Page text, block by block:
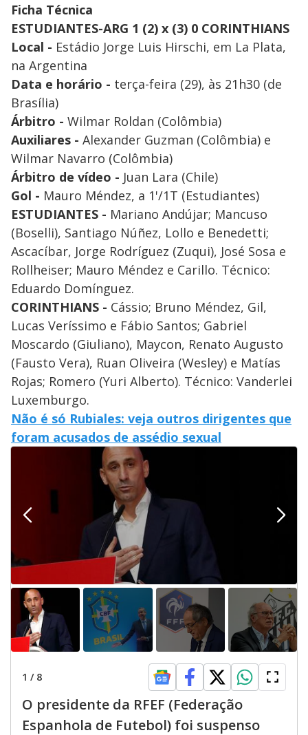
Ficha Técnica
ESTUDIANTES-ARG 1 (2) x (3) 0 CORINTHIANS
Local - Estádio Jorge Luis Hirschi, em La Plata,
na Argentina
Data e horário - terça-feira (29), às 21h30 (de
Brasília)
Árbitro - Wilmar Roldan (Colômbia)
Auxiliares - Alexander Guzman (Colômbia) e
Wilmar Navarro (Colômbia)
Árbitro de vídeo - Juan Lara (Chile)
Gol - Mauro Méndez, a 1'/1T (Estudiantes)
ESTUDIANTES - Mariano Andújar; Mancuso
(Boselli), Santiago Núñez, Lollo e Benedetti;
Ascacíbar, Jorge Rodríguez (Zuqui), José Sosa e
Rollheiser; Mauro Méndez e Carillo. Técnico:
Eduardo Domínguez.
CORINTHIANS - Cássio; Bruno Méndez, Gil,
Lucas Veríssimo e Fábio Santos; Gabriel
Moscardo (Giuliano), Maycon, Renato Augusto
(Fausto Vera), Ruan Oliveira (Wesley) e Matías
Rojas; Romero (Yuri Alberto). Técnico: Vanderlei
Luxemburgo.
Não é só Rubiales: veja outros dirigentes que
foram acusados de assédio sexual
1 / 8
O presidente da RFEF (Federação
Espanhola de Futebol) foi suspenso